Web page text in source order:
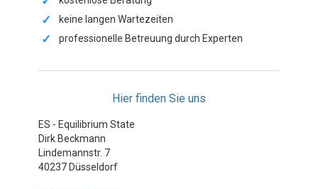
✓ keine langen Wartezeiten
✓ professionelle Betreuung durch Experten
Hier finden Sie uns
ES - Equilibrium State
Dirk Beckmann
Lindemannstr. 7
40237 Düsseldorf